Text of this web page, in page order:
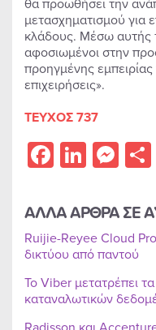
μετασχηματισμού για
κλάδους. Μέσω αυτής
αφοσιωμένοι στην
προηγμένης
επιχειρήσεις».
ΤΕΥΧΟΣ 737
Facebook
ΑΛΛΑ ΑΡΘΡΑ ΣΕ
Ruijie-Reyee Cloud
δικτύου από παντού
Το Viber μετατρέπει
καταναλωτικών